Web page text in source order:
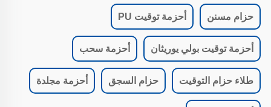
حزام مسنن أحزمة توقيت PU
أحزمة توقيت بولي يوريثان أحزمة سحب
طلاء حزام التوقيت حزام السجق أحزمة مجلدة